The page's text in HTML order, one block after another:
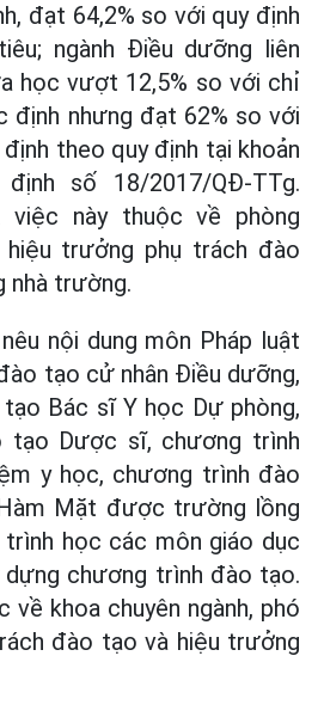
đạt 64,2% so với quy định
ngành Điều dưỡng liên
học vượt 12,5% so với chỉ
nhưng đạt 62% so với
theo quy định tại khoản
số 18/2017/QĐ-TTg.
việc này thuộc về phòng
hiệu trưởng phụ trách đào
nhà trường.
nội dung môn Pháp luật
tạo cử nhân Điều dưỡng,
Bác sĩ Y học Dự phòng,
tạo Dược sĩ, chương trình
y học, chương trình đào
Mặt được trường lồng
học các môn giáo dục
chương trình đào tạo.
về khoa chuyên ngành, phó
đào tạo và hiệu trưởng